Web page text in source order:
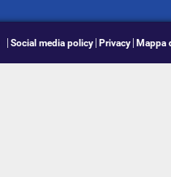
Social media policy Privacy Mappa